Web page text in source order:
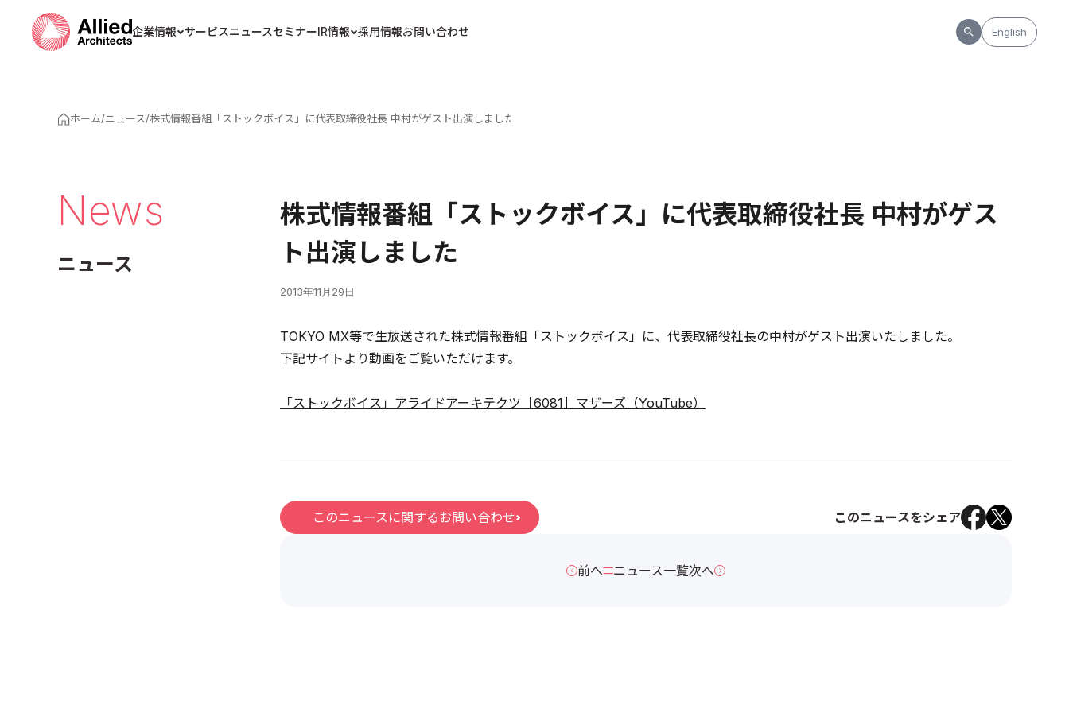
企業情報 サービスニュースセミナーIR情報 採用情報お問い合わせ English
ホーム/ニュース/株式情報番組「ストックボイス」に代表取締役社長 中村がゲスト出演しました
News
ニュース
株式情報番組「ストックボイス」に代表取締役社長 中村がゲス
ト出演しました
2013年11月29日
TOKYO MX等で生放送された株式情報番組「ストックボイス」に、代表取締役社長の中村がゲスト出演いたしました。
下記サイトより動画をご覧いただけます。
「ストックボイス」アライドアーキテクツ［6081］マザーズ（YouTube）
このニュースに関するお問い合わせ このニュースをシェア
前へ ニュース一覧次へ